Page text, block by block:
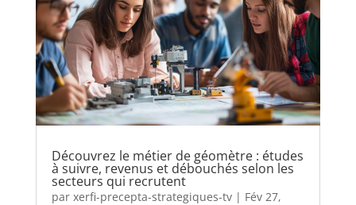
Découvrez le métier de géomètre : études
à suivre, revenus et débouchés selon les
secteurs qui recrutent
par xerfi-precepta-strategiques-tv| Fév 27,